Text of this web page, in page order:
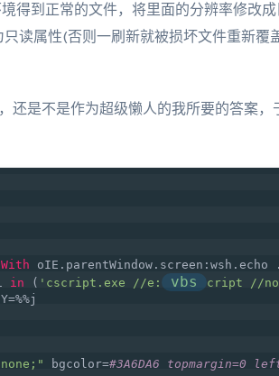
得到正常的文件，将里面的分辨率修改
读属性(否则一刷新就被损坏文件重新覆
还是不是作为超级懒人的我所要的答案，
With oIE.parentWindow.screen:wsh.echo
in ( 'cscript.exe //e: vbs cript //
Y=%%j
bgcolor=#3A6DA6 topmargin=0